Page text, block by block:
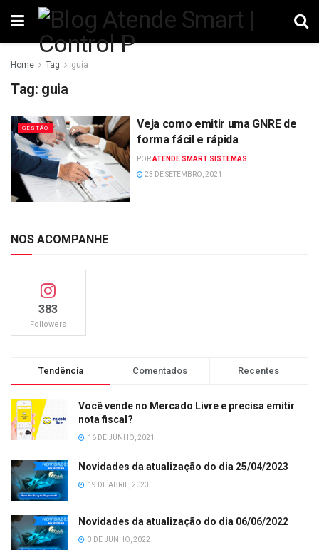
Home Tag guia
Tag: guia
GESTÃO
Veja como emitir uma GNRE de
forma fácil e rápida
PORATENDE SMART SISTEMAS
23 DE SETEMBRO, 2021
NOS ACOMPANHE
383
Followers
Tendência Comentados Recentes
Você vende no Mercado Livre e precisa emitir
nota fiscal?
16 DE JUNHO, 2021
Novidades da atualização do dia 25/04/2023
19 DE ABRIL, 2023
Novidades da atualização do dia 06/06/2022
3 DE JUNHO, 2022